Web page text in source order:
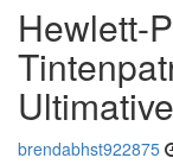
Hewlett-
brendabhst922875